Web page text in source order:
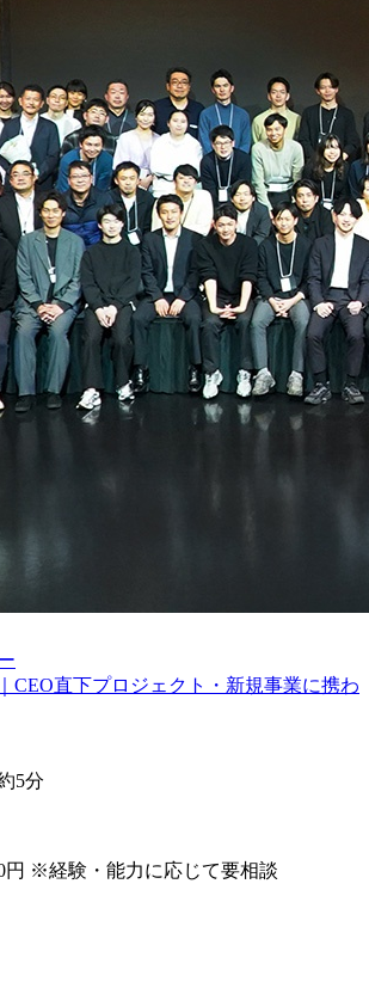
CEO直下プロジェクト・新規事業に携わ
5分
円 ※経験・能力に応じて要相談